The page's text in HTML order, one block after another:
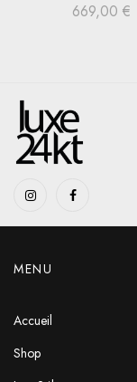
669,00 €
MENU
Accueil
Shop